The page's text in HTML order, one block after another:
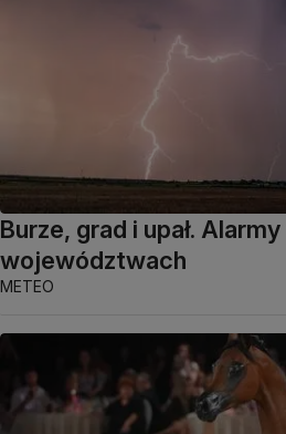
Burze, grad i upał.
województwach
METEO